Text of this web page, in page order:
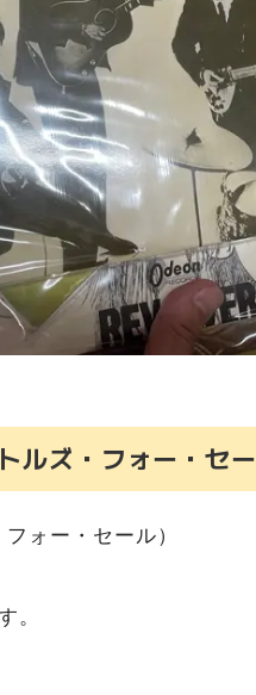
ズ・フォー・セー
ォー・セール）
。